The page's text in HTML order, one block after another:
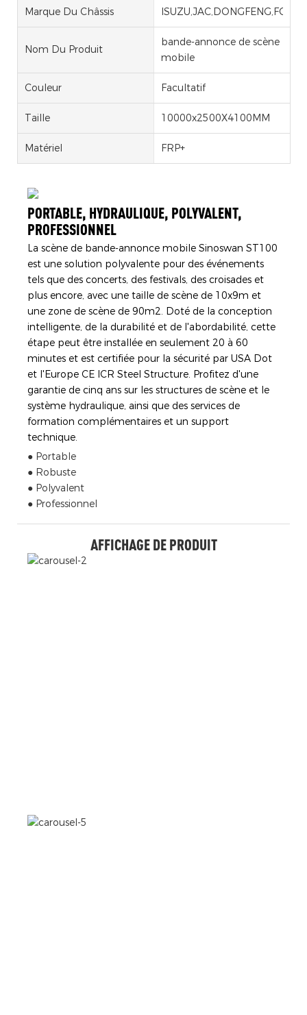
Marque Du Châssis
Nom Du Produit
bande-annonce de scène
mobile
Couleur Facultatif
Taille 10000x2500X4100MM
Matériel FRP+
PORTABLE, HYDRAULIQUE, POLYVALENT,
PROFESSIONNEL
La scène de bande-annonce mobile Sinoswan ST100
est une solution polyvalente pour des événements
tels que des concerts, des festivals, des croisades et
plus encore, avec une taille de scène de 10x9m et
une zone de scène de 90m2. Doté de la conception
intelligente, de la durabilité et de l'abordabilité, cette
étape peut être installée en seulement 20 à 60
minutes et est certifiée pour la sécurité par USA Dot
et l'Europe CE ICR Steel Structure. Profitez d'une
garantie de cinq ans sur les structures de scène et le
système hydraulique, ainsi que des services de
formation complémentaires et un support
technique.
● Portable
● Robuste
● Polyvalent
● Professionnel
AFFICHAGE DE PRODUIT